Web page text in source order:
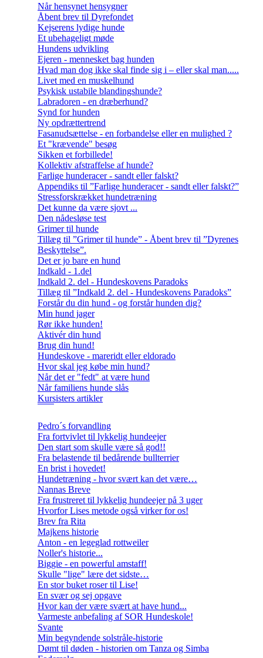
Når hensynet hensygner
Åbent brev til Dyrefondet
Kejserens lydige hunde
Et ubehageligt møde
Hundens udvikling
Ejeren - mennesket bag hunden
Hvad man dog ikke skal finde sig i – eller skal man.....
Livet med en muskelhund
Psykisk ustabile blandingshunde?
Labradoren - en dræberhund?
Synd for hunden
Ny opdrættertrend
Fasanudsættelse - en forbandelse eller en mulighed ?
Et "krævende" besøg
Sikken et forbillede!
Kollektiv afstraffelse af hunde?
Farlige hunderacer - sandt eller falskt?
Appendiks til ”Farlige hunderacer - sandt eller falskt?”
Stressforskrækket hundetræning
Det kunne da være sjovt ...
Den nådesløse test
Grimer til hunde
Tillæg til ”Grimer til hunde” - Åbent brev til ”Dyrenes
Beskyttelse”.
Det er jo bare en hund
Indkald - 1.del
Indkald 2. del - Hundeskovens Paradoks
Tillæg til ”Indkald 2. del - Hundeskovens Paradoks”
Forstår du din hund - og forstår hunden dig?
Min hund jager
Rør ikke hunden!
Aktivér din hund
Brug din hund!
Hundeskove - mareridt eller eldorado
Hvor skal jeg købe min hund?
Når det er "fedt" at være hund
Når familiens hunde slås
Kursisters artikler
Pedro´s forvandling
Fra fortvivlet til lykkelig hundeejer
Den start som skulle være så god!!
Fra belastende til bedårende bullterrier
En brist i hovedet!
Hundetræning - hvor svært kan det være…
Nannas Breve
Fra frustreret til lykkelig hundeejer på 3 uger
Hvorfor Lises metode også virker for os!
Brev fra Rita
Majkens historie
Anton - en legeglad rottweiler
Noller's historie...
Biggie - en powerful amstaff!
Skulle "lige" lære det sidste…
En stor buket roser til Lise!
En svær og sej opgave
Hvor kan der være svært at have hund...
Varmeste anbefaling af SOR Hundeskole!
Svante
Min begyndende solstråle-historie
Dømt til døden - historien om Tanza og Simba